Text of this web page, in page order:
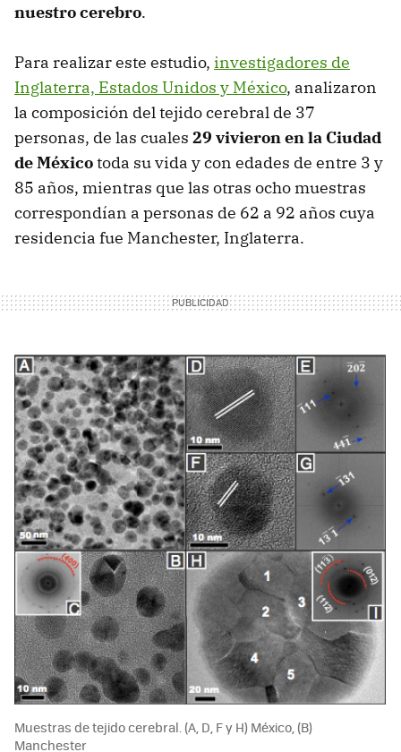
nuestro cerebro.
Para realizar este estudio, investigadores de
Inglaterra, Estados Unidos y México, analizaron
la composición del tejido cerebral de 37
personas, de las cuales 29 vivieron en la Ciudad
de Méxicotoda su vida y con edades de entre 3 y
85 años, mientras que las otras ocho muestras
correspondían a personas de 62 a 92 años cuya
residencia fue Manchester, Inglaterra.
Muestras de tejido cerebral. (A, D, F y H) México, (B)
Manchester